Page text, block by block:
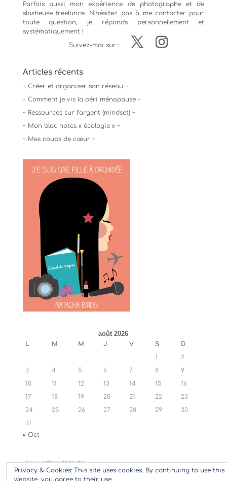
Parfois aussi mon expérience de photographeet de
slasheuse freelance. N'hésitez pas à me contacter pour
toute question, je réponds personnellement et
systématiquement !
Suivez-moi sur :
Articles récents
~ Créer et organiser son réseau ~
~ Comment je vis la péri ménopause ~
~ Ressources sur l’argent (mindset) ~
~ Mon bloc notes « écologie » ~
~ Mes coups de cœur ~
août 2026
L M M J V S
D
1
2
3
4 5 6 7 8
9
10
11 12 13 14 15
16
17
18 19 20 21 22
23
24
25 26 27 28 29
30
31
« Oct
RetrouvezYlansurHellocoton
Privacy & Cookies: This site uses cookies. By continuing to use this
website, you agree to their use.